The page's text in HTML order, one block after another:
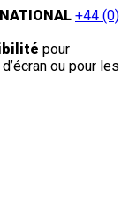
+44 (0)
pour
ou pour les